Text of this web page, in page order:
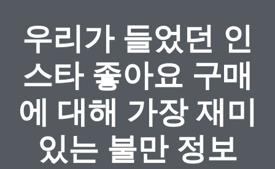
우리가 들었던 인
스타 좋아요 구매
에 대해 가장 재미
있는 불만 정보